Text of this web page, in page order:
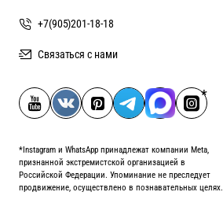
+7(905)201-18-18
Связаться с нами
*Instagram и WhatsApp принадлежат компании Meta,
признанной экстремистской организацией в
Российской Федерации. Упоминание не преследует
продвижение, осуществлено в познавательных целях.